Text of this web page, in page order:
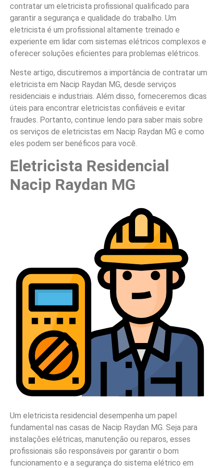
contratar um eletricista profissional qualificado para
garantir a segurança e qualidade do trabalho. Um
eletricista é um profissional altamente treinado e
experiente em lidar com sistemas elétricos complexos e
oferecer soluções eficientes para problemas elétricos.
Neste artigo, discutiremos a importância de contratar um
eletricista em Nacip Raydan MG, desde serviços
residenciais e industriais. Além disso, forneceremos dicas
úteis para encontrar eletricistas confiáveis e evitar
fraudes. Portanto, continue lendo para saber mais sobre
os serviços de eletricistas em Nacip Raydan MG e como
eles podem ser benéficos para você.
Eletricista Residencial
Nacip Raydan MG
Um eletricista residencial desempenha um papel
fundamental nas casas de Nacip Raydan MG. Seja para
instalações elétricas, manutenção ou reparos, esses
profissionais são responsáveis por garantir o bom
funcionamento e a segurança do sistema elétrico em